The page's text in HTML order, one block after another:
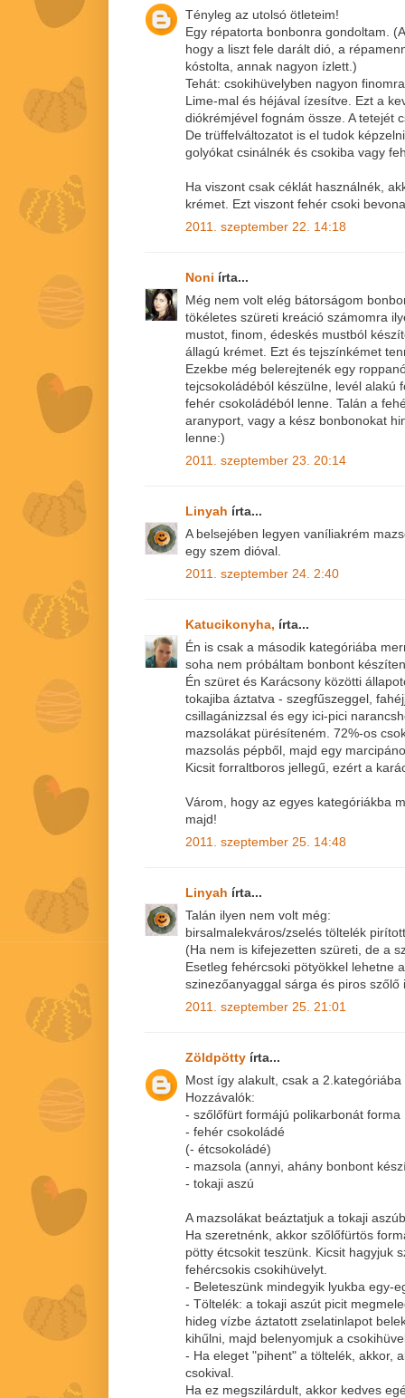
Tényleg az utolsó ötleteim!
Egy répatorta bonbonra gondoltam.
hogy a liszt fele darált dió, a
kóstolta, annak nagyon ízlett.)
Tehát: csokihüvelyben nagyon
Lime-mal és héjával ízesítve. Ezt a
diókrémjével fognám össze. A tetejét
De trüffelváltozatot is el tudok
golyókat csinálnék és csokiba vagy
Ha viszont csak céklát használnék,
krémet. Ezt viszont fehér csoki
2011. szeptember 22. 14:18
Noni írta...
Még nem volt elég bátorságom
tökéletes szüreti kreáció számomra
mustot, finom, édeskés mustból
állagú krémet. Ezt és tejszínkémet
Ezekbe még belerejtenék egy
tejcsokoládéból készülne, levél alakú
fehér csokoládéból lenne. Talán a
aranyport, vagy a kész bonbonokat
lenne:)
2011. szeptember 23. 20:14
Linyah írta...
A belsejében legyen vaníliakrém
egy szem dióval.
2011. szeptember 24. 2:40
Katucikonyha, írta...
Én is csak a második kategóriába
soha nem próbáltam bonbont
Én szüret és Karácsony közötti
tokajiba áztatva - szegfűszeggel,
csillagánizzsal és egy ici-pici
mazsolákat pürésíteném. 72%-os
mazsolás pépből, majd egy
Kicsit forraltboros jellegű, ezért a
Várom, hogy az egyes kategóriákba
majd!
2011. szeptember 25. 14:48
Linyah írta...
Talán ilyen nem volt még:
birsalmalekváros/zselés töltelék
(Ha nem is kifejezetten szüreti, de a
Esetleg fehércsoki pötyökkel lehetne
szinezőanyaggal sárga és piros szőlő
2011. szeptember 25. 21:01
Zöldpötty írta...
Most így alakult, csak a 2.kategóriába
Hozzávalók:
- szőlőfürt formájú polikarbonát forma
- fehér csokoládé
(- étcsokoládé)
- mazsola (annyi, ahány bonbont
- tokaji aszú
A mazsolákat beáztatjuk a tokaji
Ha szeretnénk, akkor szőlőfürtös
pötty étcsokit teszünk. Kicsit hagyjuk
fehércsokis csokihüvelyt.
- Beleteszünk mindegyik lyukba egy-
- Töltelék: a tokaji aszút picit
hideg vízbe áztatott zselatinlapot
kihűlni, majd belenyomjuk a
- Ha eleget "pihent" a töltelék, akkor,
csokival.
Ha ez megszilárdult, akkor kedves